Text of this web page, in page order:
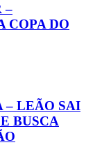
–
COPA DO
– LEÃO SAI
BUSCA